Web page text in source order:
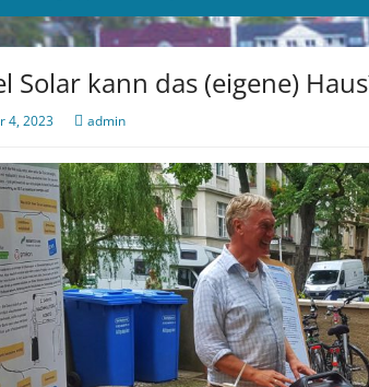
Solar kann das (eigene)
4, 2023 admin